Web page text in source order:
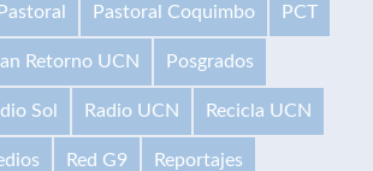
Pastoral Pastoral Coquimbo PCT
Retorno UCN Posgrados
Sol Radio UCN Recicla UCN
Red G9 Reportajes